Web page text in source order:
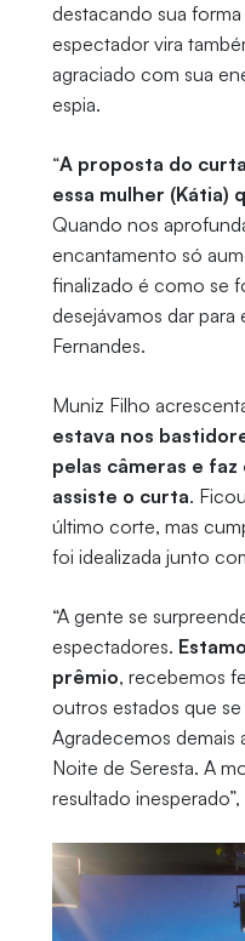
destacando sua
espectador vira
agraciado com sua
espia.
“A proposta do
essa mulher (Kátia)
Quando nos
encantamento só
finalizado é como se
desejávamos dar para
Fernandes.
Muniz Filho
estava nos
pelas câmeras e
assiste o curta.
último corte, mas
foi idealizada junto
“A gente se
espectadores.
prêmio, recebemos
outros estados que
Agradecemos demais
Noite de Seresta. A
resultado